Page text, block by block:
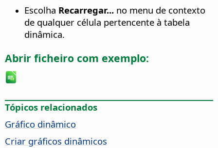
Escolha Recarregar... no menu de contexto
de qualquer célula pertencente à tabela
dinâmica.
Abrir ficheiro com exemplo:
Tópicos relacionados
Gráfico dinâmico
Criar gráficos dinâmicos